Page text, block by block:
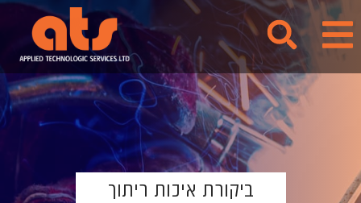
לתוכן
ביקורת איכות ריתוך